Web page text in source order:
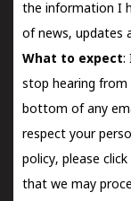
the information I
of news, updates
What to expect:
stop hearing from
bottom of any
respect your
policy, please click
that we may